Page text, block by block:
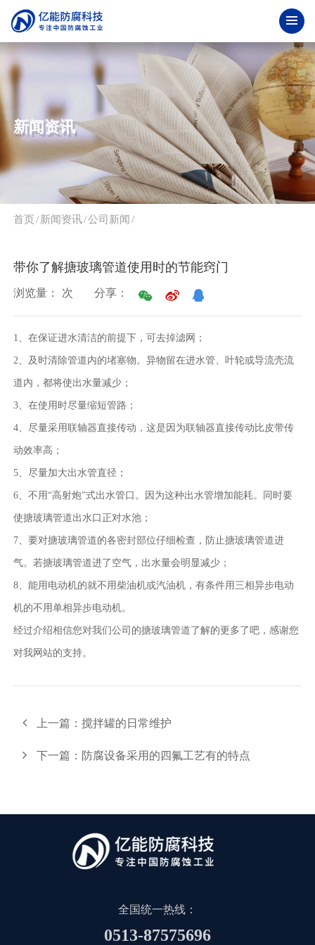
新闻资讯
首页/新闻资讯/公司新闻 /
带你了解搪玻璃管道使用时的节能窍门
浏览量： 次 分享：
1、在保证进水清洁的前提下，可去掉滤网；
2、及时清除管道内的堵塞物。异物留在进水管、叶轮或导流壳流
道内，都将使出水量减少；
3、在使用时尽量缩短管路；
4、尽量采用联轴器直接传动，这是因为联轴器直接传动比皮带传
动效率高；
5、尽量加大出水管直径；
6、不用“高射炮”式出水管口。因为这种出水管增加能耗。同时要
使搪玻璃管道出水口正对水池；
7、要对搪玻璃管道的各密封部位仔细检查，防止搪玻璃管道进
气。若搪玻璃管道进了空气，出水量会明显减少；
8、能用电动机的就不用柴油机或汽油机，有条件用三相异步电动
机的不用单相异步电动机。
经过介绍相信您对我们公司的搪玻璃管道了解的更多了吧，感谢您
对我网站的支持。
上一篇： 搅拌罐的日常维护
下一篇： 防腐设备采用的四氟工艺有的特点
全国统一热线：
0513-87575696